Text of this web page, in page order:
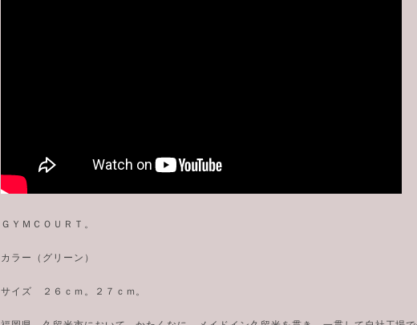
ＧＹＭＣＯＵＲＴ。
カラー（グリーン）
サイズ ２６ｃｍ。２７ｃｍ。